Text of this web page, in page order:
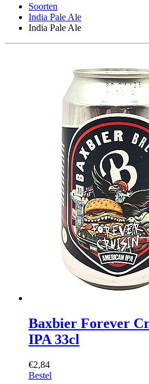
Soorten
India Pale Ale
India Pale Ale
Baxbier Forever
IPA 33cl
€2,84
Bestel